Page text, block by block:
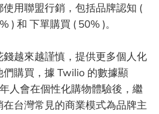
用聯盟行銷，包括品牌認知 (
) 和 下單購買 ( 50% )。
越來越謹慎，提供更多個人化
購買，據 Twilio 的數據顯
人會在個性化購物體驗後，繼
台灣常見的商業模式為品牌主